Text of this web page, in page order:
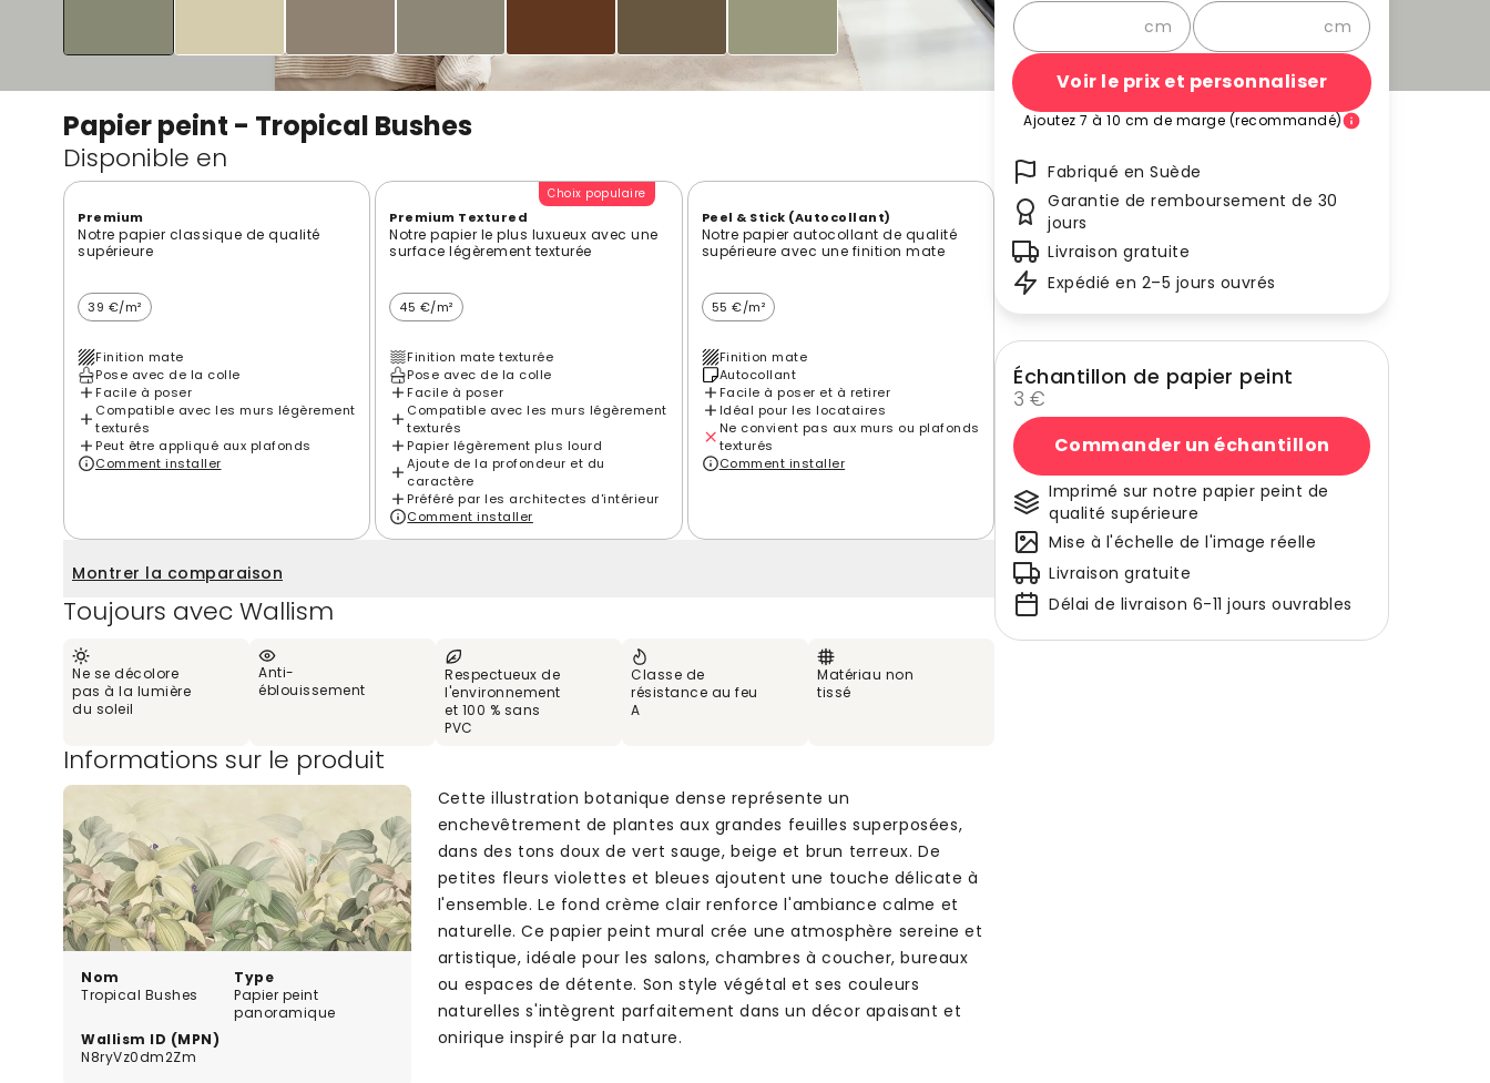
Papier peint - Tropical Bushes
Disponible en
Premium
Notre papier classique de qualité
supérieure
39 €/m²
Finition mate
Pose avec de la colle
Facile à poser
Compatible avec les murs légèrement
texturés
Peut être appliqué aux plafonds
Comment installer
Choix populaire
Premium Textured
Notre papier le plus luxueux avec une
surface légèrement texturée
45 €/m²
Finition mate texturée
Pose avec de la colle
Facile à poser
Compatible avec les murs légèrement
texturés
Papier légèrement plus lourd
Ajoute de la profondeur et du
caractère
Préféré par les architectes d'intérieur
Comment installer
Peel & Stick (Autocollant)
Notre papier autocollant de qualité
supérieure avec une finition mate
55 €/m²
Finition mate
Autocollant
Facile à poser et à retirer
Idéal pour les locataires
Ne convient pas aux murs ou plafonds
texturés
Comment installer
Montrer la comparaison
Toujours avec Wallism
Ne se décolore
pas à la lumière
du soleil
Anti-
éblouissement
Respectueux de
l'environnement
et 100 % sans
PVC
Classe de
résistance au feu
A
Matériau non
tissé
Informations sur le produit
Nom
Tropical Bushes
Type
Papier peint
panoramique
Wallism ID (MPN)
N8ryVz0dm2Zm
Cette illustration botanique dense représente un
enchevêtrement de plantes aux grandes feuilles superposées,
dans des tons doux de vert sauge, beige et brun terreux. De
petites fleurs violettes et bleues ajoutent une touche délicate à
l'ensemble. Le fond crème clair renforce l'ambiance calme et
naturelle. Ce papier peint mural crée une atmosphère sereine et
artistique, idéale pour les salons, chambres à coucher, bureaux
ou espaces de détente. Son style végétal et ses couleurs
naturelles s'intègrent parfaitement dans un décor apaisant et
onirique inspiré par la nature.
cm cm
Voir le prix et personnaliser
Ajoutez 7 à 10 cm de marge (recommandé)
Fabriqué en Suède
Garantie de remboursement de 30
jours
Livraison gratuite
Expédié en 2–5 jours ouvrés
Échantillon de papier peint
3 €
Commander un échantillon
Imprimé sur notre papier peint de
qualité supérieure
Mise à l'échelle de l'image réelle
Livraison gratuite
Délai de livraison 6-11 jours ouvrables